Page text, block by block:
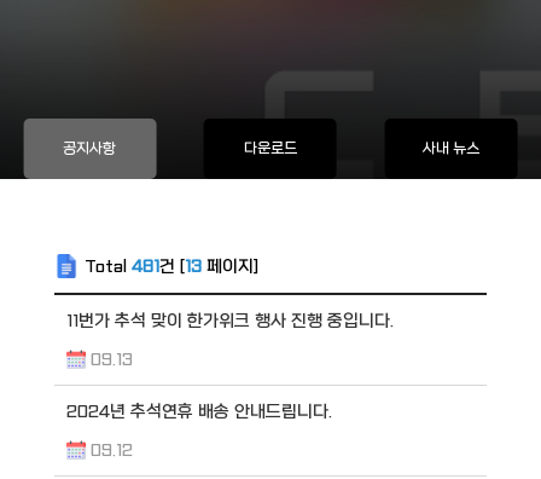
공지사항 다운로드 사내 뉴스
Total 481건 [13페이지]
11번가 추석 맞이 한가위크 행사 진행 중입니다.
09.13
2024년 추석연휴 배송 안내드립니다.
09.12